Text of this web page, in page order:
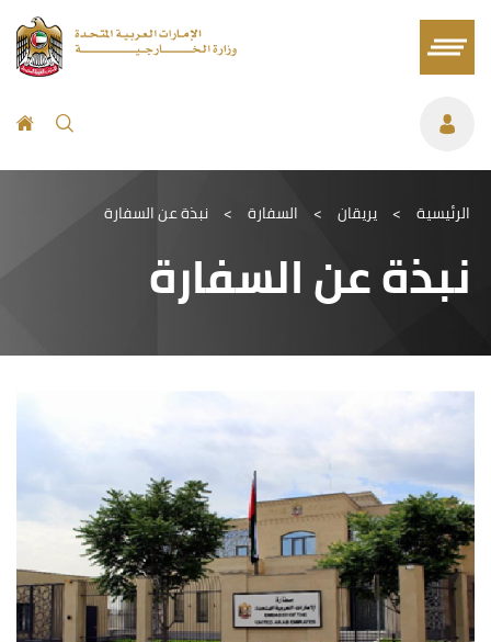
الرئيسية > يريقان > السفارة > نبذة عن السفارة
نبذة عن السفارة